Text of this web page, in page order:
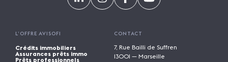
L’OFFRE AVISOFI
Crédits immobiliers
Assurances prêts immo
Prêts professionnels
CONTACT
7, Rue Bailli de Suffren
13001 — Marseille